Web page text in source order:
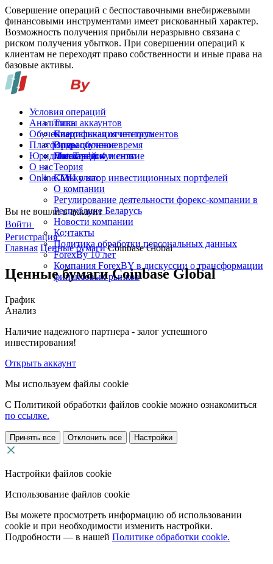
Совершение операций с беспоставочными внебиржевыми
финансовыми инструментами имеет рискованный характер.
Возможность получения прибыли неразрывно связана с
риском получения убытков. При совершении операций к
клиентам не переходят право собственности и иные права на
базовые активы.
Условия операций
Типы аккаунтов
Спецификация инструментов
Операционное время
Пополнение и снятие
Аналитика
Квартальная отчетность
Обучение
Видеообучение
Глоссарий
Теория
Калькулятор инвестиционных портфелей
Платформы
MetaTrader 4
Юридические документы
О нас
СМИ о нас
О компании
Регулирование деятельности форекс-компании в
Республике Беларусь
Новости компании
Контакты
Политика обработки персональных данных
ForexBy 10 лет
Компания ForexBY в дискуссии о трансформации
финансовых рынков
Online-TV
Вы не вошли в аккаунт
Войти
Регистрация
Главная Ценные бумаги Coinbase Global
Ценные бумаги Coinbase Global
График
Анализ
Наличие надежного партнера - залог успешного
инвестирования!
Открыть аккаунт
Мы используем файлы cookie
С Политикой обработки файлов cookie можно ознакомиться
по ссылке.
Принять все Отклонить все Настройки
Настройки файлов cookie
Использование файлов cookie
Вы можете просмотреть информацию об использовании
cookie и при необходимости изменить настройки.
Подробности — в нашей Политике обработки cookie.